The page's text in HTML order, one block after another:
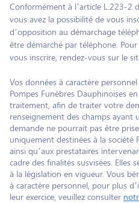
Conformément à l’article L.223-2
vous avez la possibilité de vous
d’opposition au démarchage
être démarché par téléphone.
vous inscrire, rendez-vous sur le
Vos données à caractère
Pompes Funèbres Dauphinoises
traitement, afin de traiter votre
renseignement des champs ayant
demande ne pourrait pas être
uniquement destinées à la société
ainsi qu’aux prestataires
cadre des finalités susvisées.
à la législation en vigueur. Vous
à caractère personnel, pour plus
leur exercice, veuillez consulter